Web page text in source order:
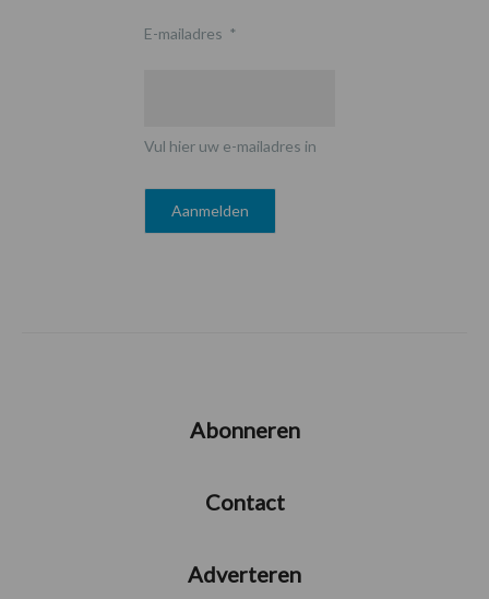
E-mailadres *
Vul hier uw e-mailadres in
Abonneren
Contact
Adverteren